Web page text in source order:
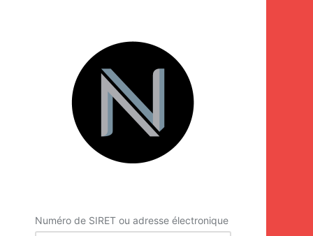
Numéro de SIRET ou adresse électronique